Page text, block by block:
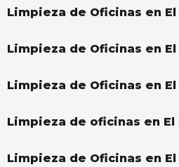
Limpieza de Oficinas en El
Limpieza de Oficinas en
Limpieza de Oficinas en
Limpieza de oficinas en El
Limpieza de Oficinas en El